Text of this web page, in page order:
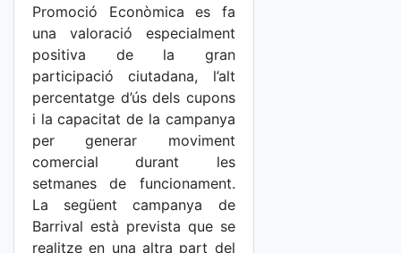
Promoció Econòmica es fa
una valoració especialment
positiva de la gran
participació ciutadana, l’alt
percentatge d’ús dels cupons
i la capacitat de la campanya
per generar moviment
comercial durant les
setmanes de funcionament.
La següent campanya de
Barrival està prevista que se
realitze en una altra part del